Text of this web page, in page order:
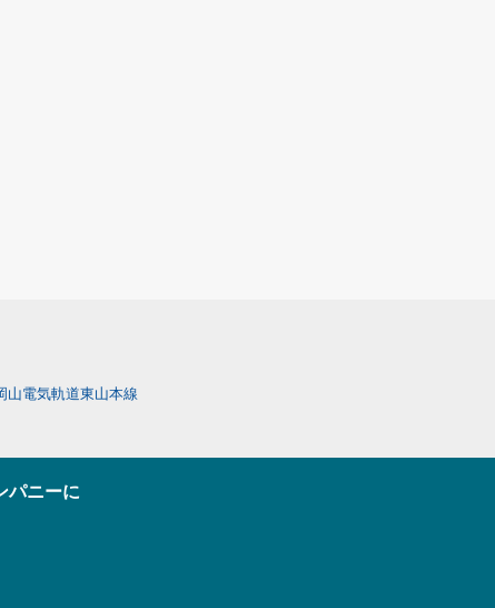
山電気軌道東山本線
パニーに